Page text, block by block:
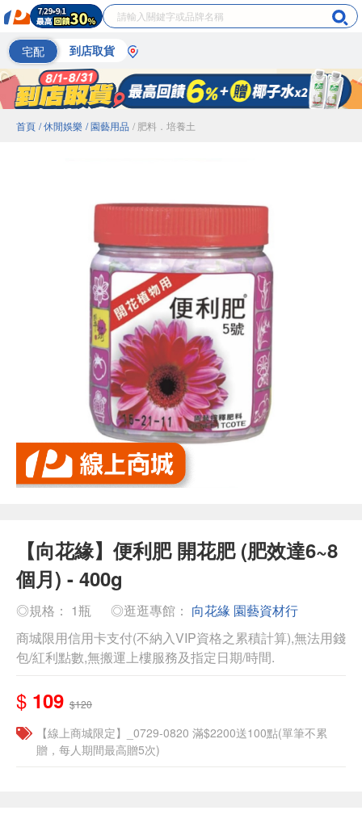
宅配 到店取貨
首頁 / 休閒娛樂 / 園藝用品 / 肥料．培養土
【向花緣】便利肥 開花肥 (肥效達6~8
個月) - 400g
◎規格： 1瓶 ◎逛逛專館： 向花緣 園藝資材行
商城限用信用卡支付(不納入VIP資格之累積計算),無法用錢
包/紅利點數,無搬運上樓服務及指定日期/時間.
$ 109 $120
【線上商城限定】_0729-0820 滿$2200送100點(單筆不累
贈，每人期間最高贈5次)